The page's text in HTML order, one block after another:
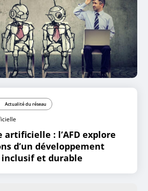
Actualité du réseau
: l’AFD explore
d’un développement
et durable